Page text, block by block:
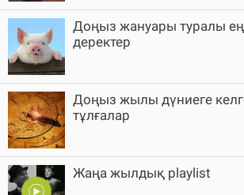
Доңыз жануары туралы
деректер
Доңыз жылы дүниеге
тұлғалар
Жаңа жылдық playlist